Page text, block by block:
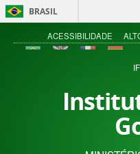
BRASIL
ACESSIBILIDADE